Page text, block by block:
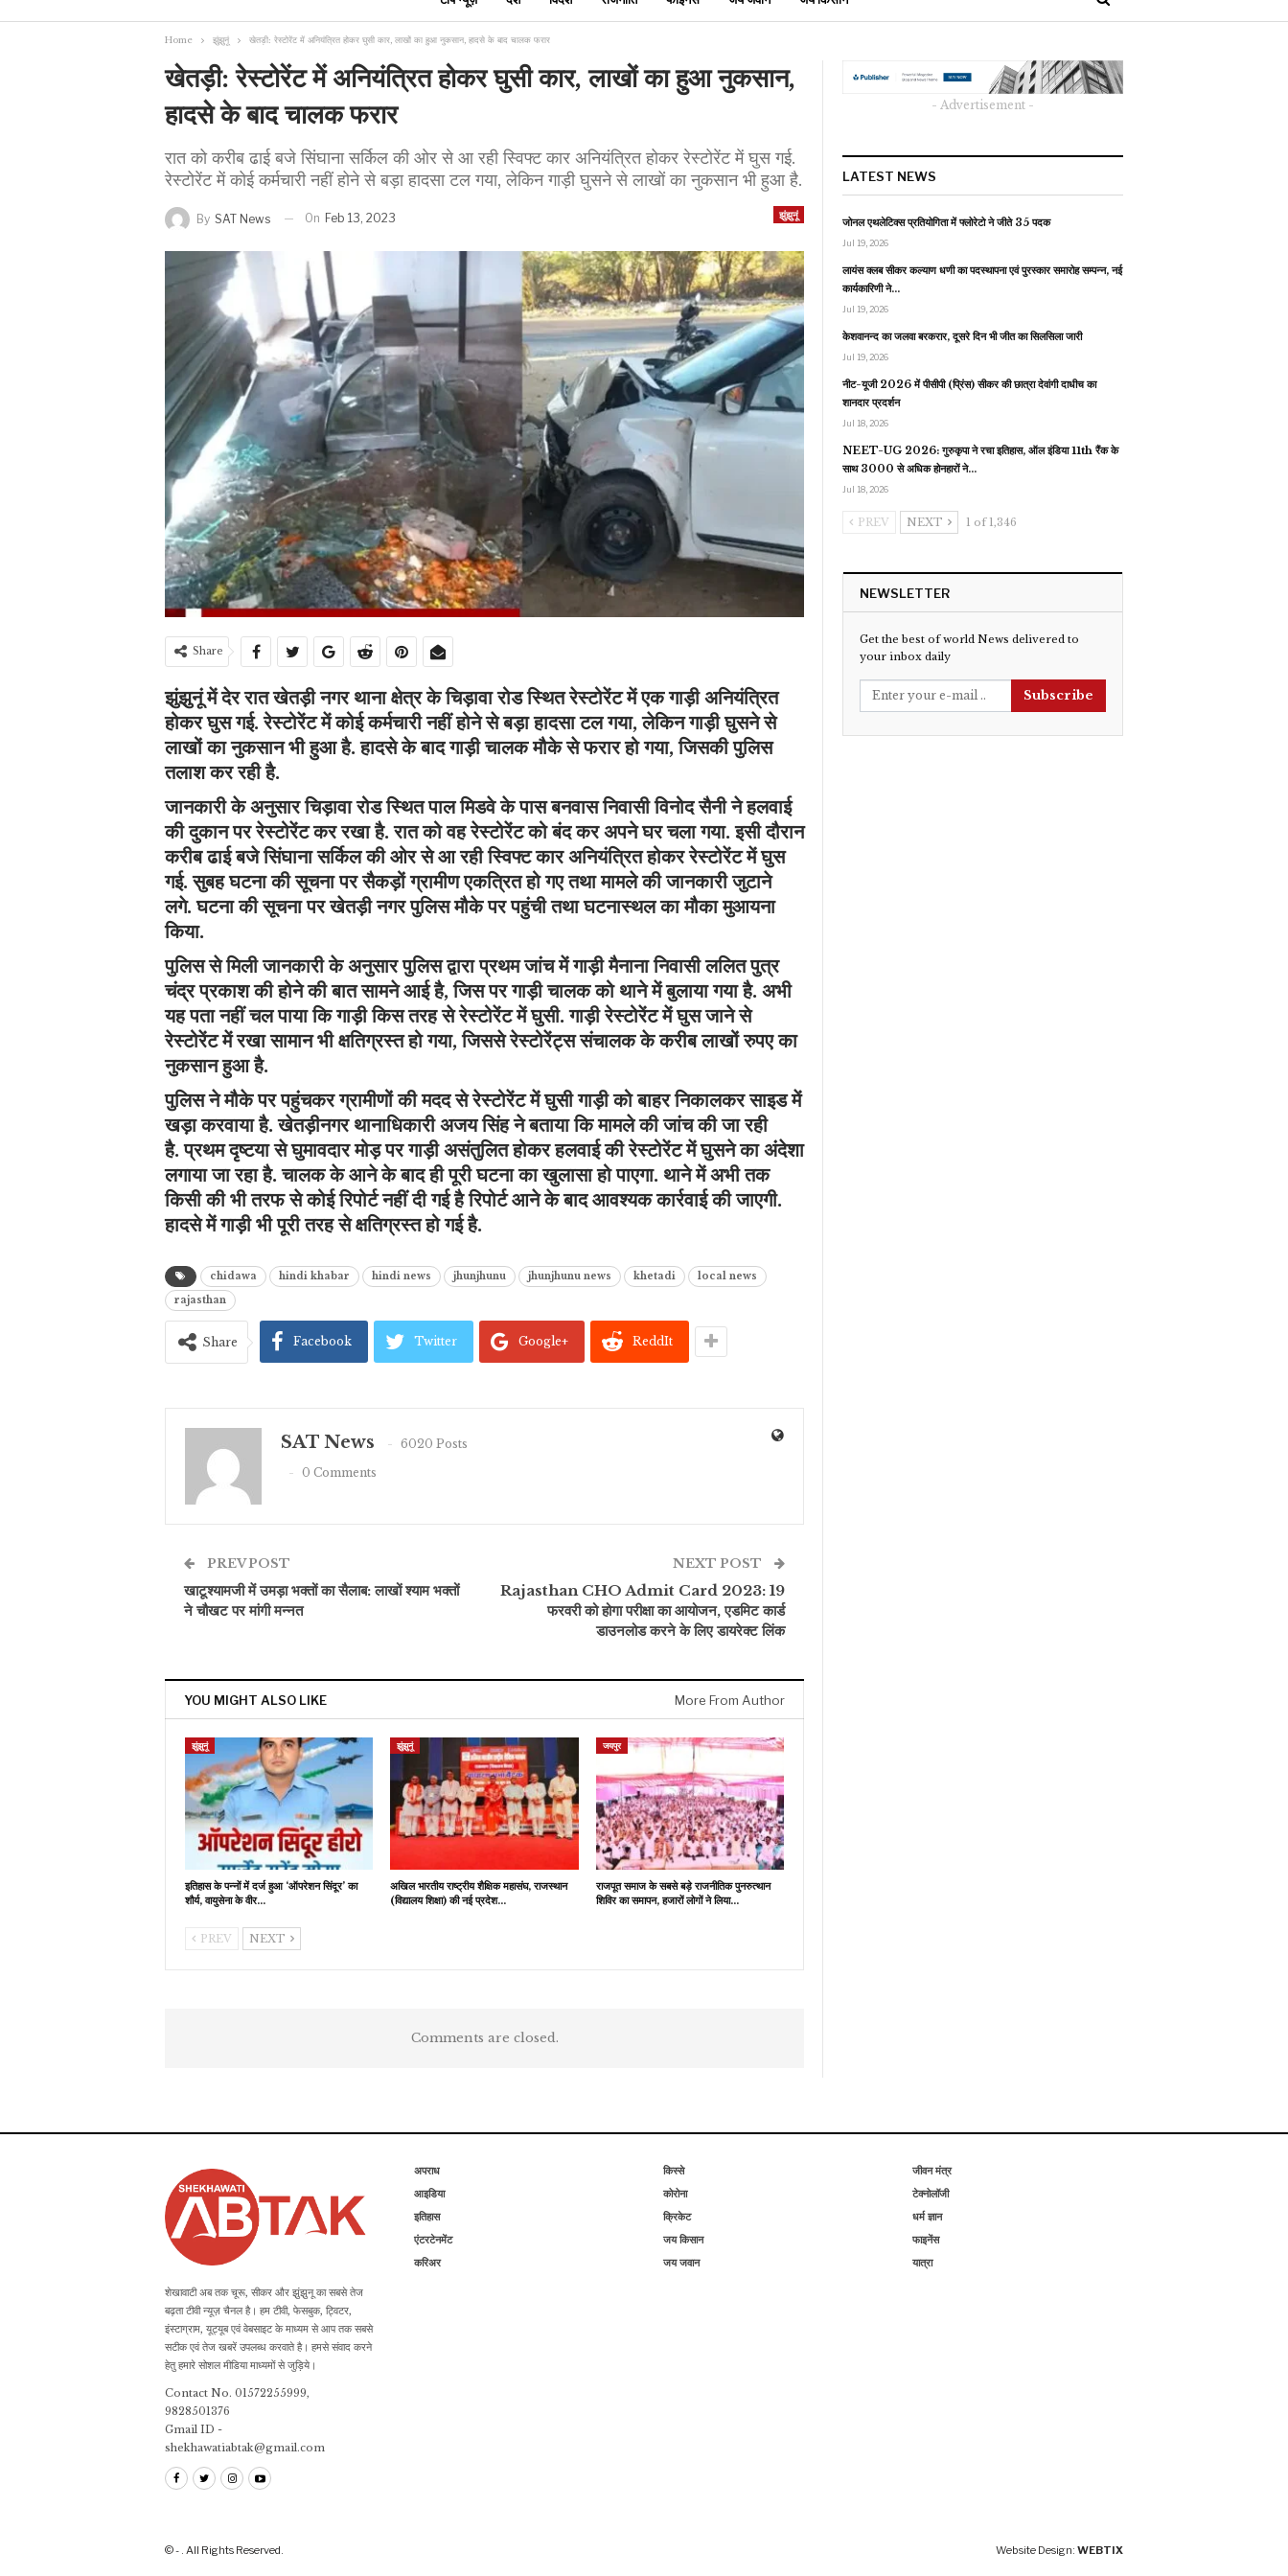
Home झुंझुनूं खेतड़ी: रेस्टोरेंट में अनियंत्रित होकर घुसी कार, लाखों का हुआ नुकसान, हादसे के बाद चालक फरार
खेतड़ी: रेस्टोरेंट में अनियंत्रित होकर घुसी कार, लाखों का हुआ नुकसान,
हादसे के बाद चालक फरार
रात को करीब ढाई बजे सिंघाना सर्किल की ओर से आ रही स्विफ्ट कार अनियंत्रित होकर रेस्टोरेंट में घुस गई.
रेस्टोरेंट में कोई कर्मचारी नहीं होने से बड़ा हादसा टल गया, लेकिन गाड़ी घुसने से लाखों का नुकसान भी हुआ है.
झुंझुनूं
By SAT News On Feb 13, 2023
Share
झुंझुनूं में देर रात खेतड़ी नगर थाना क्षेत्र के चिड़ावा रोड स्थितरेस्टोरेंट मेंएक गाड़ी अनियंत्रित
होकर घुस गई. रेस्टोरेंट में कोई कर्मचारी नहीं होने से बड़ा हादसा टल गया, लेकिन गाड़ी घुसने से
लाखों का नुकसान भी हुआ है. हादसे के बाद गाड़ी चालक मौके से फरार हो गया, जिसकी पुलिस
तलाश कर रही है.
जानकारी के अनुसार चिड़ावा रोड स्थित पाल मिडवे के पास बनवास निवासी विनोद सैनी ने हलवाई
की दुकान पर रेस्टोरेंट कर रखा है. रात को वह रेस्टोरेंट को बंद कर अपने घर चला गया. इसी दौरान
करीब ढाई बजे सिंघाना सर्किल की ओर से आ रही स्विफ्ट कार अनियंत्रित होकर रेस्टोरेंट में घुस
गई. सुबह घटना की सूचना पर सैकड़ों ग्रामीण एकत्रित हो गए तथा मामले की जानकारी जुटाने
लगे. घटना की सूचना पर खेतड़ी नगर पुलिस मौके पर पहुंची तथा घटनास्थल का मौका मुआयना
किया.
पुलिस से मिली जानकारी के अनुसार पुलिस द्वारा प्रथम जांच में गाड़ी मैनाना निवासी ललित पुत्र
चंद्र प्रकाश की होने की बात सामने आई है, जिस पर गाड़ी चालक को थाने में बुलाया गया है. अभी
यह पता नहीं चल पाया कि गाड़ी किस तरह से रेस्टोरेंट में घुसी. गाड़ी रेस्टोरेंट में घुस जाने से
रेस्टोरेंट में रखा सामान भी क्षतिग्रस्त हो गया, जिससे रेस्टोरेंट्स संचालक के करीब लाखों रुपए का
नुकसान हुआ है.
पुलिस ने मौके पर पहुंचकर ग्रामीणों की मदद से रेस्टोरेंट में घुसी गाड़ी को बाहर निकालकर साइड में
खड़ा करवाया है. खेतड़ीनगर थानाधिकारी अजय सिंह ने बताया कि मामले की जांच की जा रही
है. प्रथम दृष्टया से घुमावदार मोड़ पर गाड़ी असंतुलित होकर हलवाई की रेस्टोरेंट में घुसने का अंदेशा
लगाया जा रहा है. चालक के आने के बाद ही पूरी घटना का खुलासा हो पाएगा. थाने में अभी तक
किसी की भी तरफ से कोई रिपोर्ट नहीं दी गई है रिपोर्ट आने के बाद आवश्यक कार्रवाई की जाएगी.
हादसे में गाड़ी भी पूरी तरह से क्षतिग्रस्त हो गई है.
chidawa hindi khabar hindi news jhunjhunu jhunjhunu news khetadi
local news
rajasthan
Share Facebook Twitter Google+ ReddIt
SAT News
6020 Posts
0 Comments
PREV POST
खाटूश्यामजी में उमड़ा भक्तों का सैलाब: लाखों श्याम भक्तों
ने चौखट पर मांगी मन्नत
NEXT POST
Rajasthan CHO Admit Card 2023: 19
फरवरी को होगा परीक्षा का आयोजन, एडमिट कार्ड
डाउनलोड करने के लिए डायरेक्ट लिंक
YOU MIGHT ALSO LIKE More From Author
झुंझुनूं
इतिहास के पन्नों में दर्ज हुआ ‘ऑपरेशन सिंदूर’ का
शौर्य, वायुसेना के वीर…
झुंझुनूं
अखिल भारतीय राष्ट्रीय शैक्षिक महासंघ, राजस्थान
(विद्यालय शिक्षा) की नई प्रदेश…
जयपुर
राजपूत समाज के सबसे बड़े राजनीतिक पुनरुत्थान
शिविर का समापन, हजारों लोगों ने लिया…
PREV NEXT
Comments are closed.
- Advertisement -
LATEST NEWS
जोनल एथलेटिक्स प्रतियोगिता में फ्लोरेटो ने जीते 35 पदक
Jul 19, 2026
लायंस क्लब सीकर कल्याण धणी का पदस्थापना एवं पुरस्कार समारोह सम्पन्न, नई
कार्यकारिणी ने…
Jul 19, 2026
केशवानन्द का जलवा बरकरार, दूसरे दिन भी जीत का सिलसिला जारी
Jul 19, 2026
नीट-यूजी 2026 में पीसीपी (प्रिंस) सीकर की छात्रा देवांगी दाधीच का
शानदार प्रदर्शन
Jul 18, 2026
NEET-UG 2026: गुरुकृपा ने रचा इतिहास, ऑल इंडिया 11th रैंक के
साथ 3000 से अधिक होनहारों ने…
Jul 18, 2026
PREV NEXT 1 of 1,346
NEWSLETTER
Get the best of world News delivered to
your inbox daily
Subscribe
शेखावाटी अब तक चूरू, सीकर और झुंझुनू का सबसे तेज
बढ़ता टीवी न्यूज़ चैनल है। हम टीवी, फेसबुक, ट्विटर,
इंस्टाग्राम, यूट्यूब एवं वेबसाइट के माध्यम से आप तक सबसे
सटीक एवं तेज खबरें उपलब्ध करवाते है। हमसे संवाद करने
हेतु हमारे सोशल मीडिया माध्यमों से जुड़िये।
Contact No. 01572255999,
9828501376
Gmail ID -
shekhawatiabtak@gmail.com
अपराध
आइडिया
इतिहास
एंटरटेनमेंट
करिअर
किस्से
कोरोना
क्रिकेट
जय किसान
जय जवान
जीवन मंत्र
टेक्नोलॉजी
धर्म ज्ञान
फाइनेंस
यात्रा
© - . All Rights Reserved. Website Design: WEBTIX